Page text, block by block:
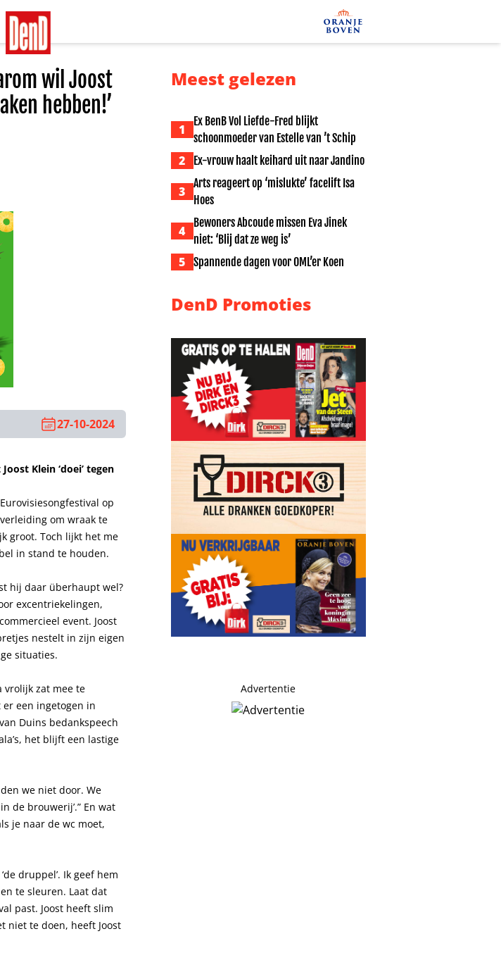
wil Joost
hebben!’
27-10-2024
Klein ‘doei’ tegen
op
om wraak te
groot. Toch lijkt het me
in stand te houden.
hij daar überhaupt wel?
excentriekelingen,
event. Joost
nestelt in zijn eigen
situaties.
vrolijk zat mee te
een ingetogen in
Duins bedankspeech
het blijft een lastige
we niet door. We
de brouwerij’.” En wat
je naar de wc moet,
druppel’. Ik geef hem
te sleuren. Laat dat
past. Joost heeft slim
niet te doen, heeft Joost
Meest gelezen
1
Ex BenB Vol Liefde-Fred blijkt
schoonmoeder van Estelle van ’t Schip
2 Ex-vrouw haalt keihard uit naar Jandino
3
Arts reageert op ‘mislukte’ facelift Isa
Hoes
4
Bewoners Abcoude missen Eva Jinek
niet: ‘Blij dat ze weg is’
5 Spannende dagen voor OML’er Koen
DenD Promoties
Advertentie